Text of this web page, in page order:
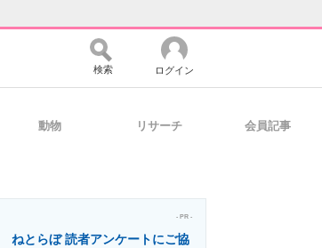
マーケ×ITの今がよく分かる
検索 ログイン
動物 リサーチ 会員記事
- PR -
ねとらぼ 読者アンケートにご協